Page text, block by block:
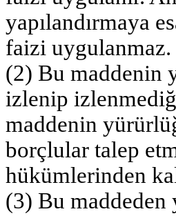
yapılandırmaya
faizi uygulanmaz.
(2) Bu maddenin
izlenip
maddenin
borçlular talep
hükümlerinden
(3) Bu maddeden